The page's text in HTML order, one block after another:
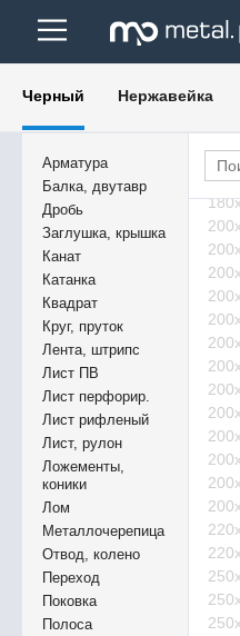
Черный Нержавейка
Арматура
Балка, двутавр
Дробь
Заглушка, крышка
Канат
Катанка
Квадрат
Круг, пруток
Лента, штрипс
Лист ПВ
Лист перфорир.
Лист рифленый
Лист, рулон
Ложементы,
коники
Лом
Металлочерепица
Отвод, колено
Переход
Поковка
Полоса